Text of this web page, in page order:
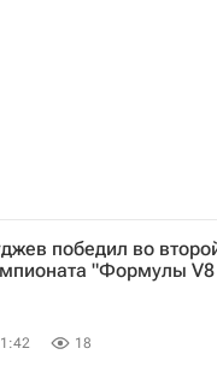
победил во
"Формулы V8
18